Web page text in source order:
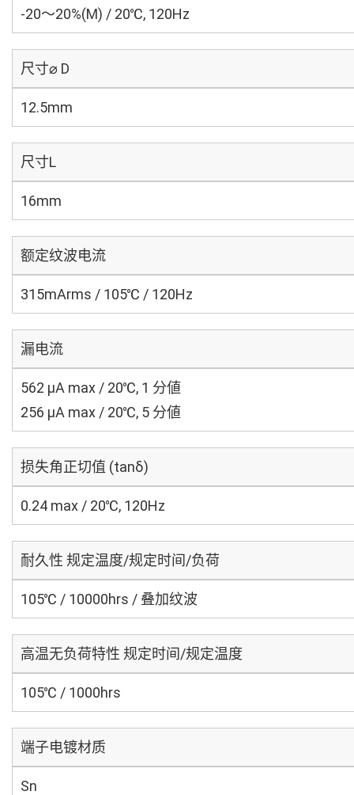
-20～20%(M) / 20℃, 120Hz
尺寸⌀ D
12.5mm
尺寸L
16mm
额定纹波电流
315mArms / 105℃ / 120Hz
漏电流
562 μA max / 20℃, 1 分値
256 μA max / 20℃, 5 分値
损失角正切值 (tanδ)
0.24 max / 20℃, 120Hz
耐久性 规定温度/规定时间/负荷
105℃ / 10000hrs / 叠加纹波
高温无负荷特性 规定时间/规定温度
105℃ / 1000hrs
端子电镀材质
Sn